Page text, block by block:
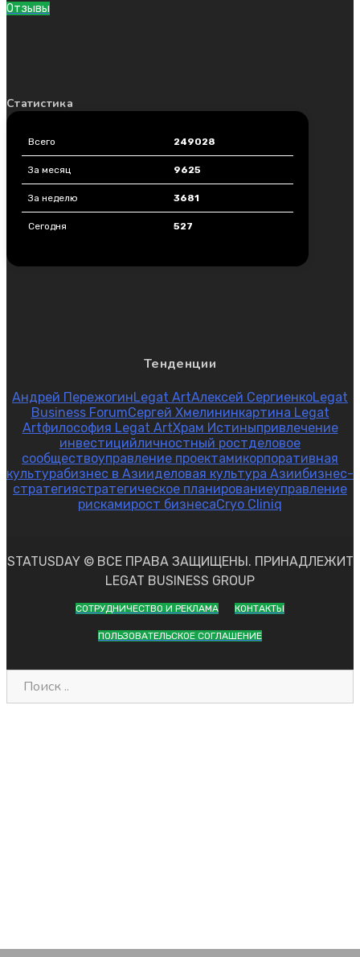
Отзывы
Статистика
Всего 249028
За месяц 9625
За неделю 3681
Сегодня 527
Тенденции
Андрей ПережогинLegat ArtАлексей СергиенкоLegat
Business ForumСергей Хмелининкартина Legat
Artфилософия Legat ArtХрам Истиныпривлечение
инвестицийличностный ростделовое
сообществоуправление проектамикорпоративная
культурабизнес в Азииделовая культура Азиибизнес-
стратегиястратегическое планированиеуправление
рискамирост бизнесаCryo Cliniq
STATUSDAY © ВСЕ ПРАВА ЗАЩИЩЕНЫ. ПРИНАДЛЕЖИТ
LEGAT BUSINESS GROUP
СОТРУДНИЧЕСТВО И РЕКЛАМА КОНТАКТЫ
ПОЛЬЗОВАТЕЛЬСКОЕ СОГЛАШЕНИЕ